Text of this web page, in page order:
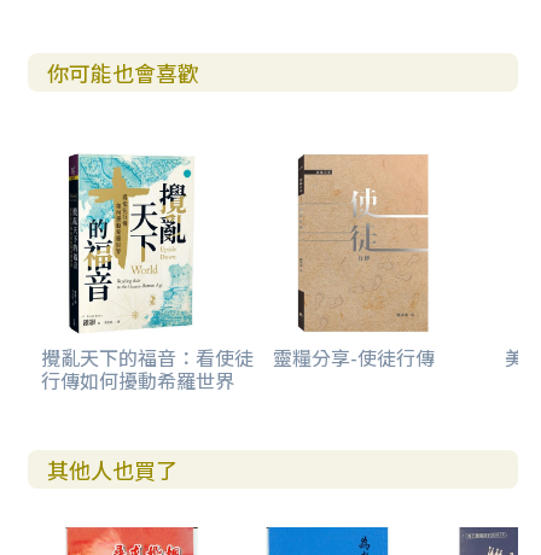
你可能也會喜歡
攪亂天下的福音：看使徒
行傳如何擾動希羅世界
靈糧分享-使徒行傳 美
其他人也買了